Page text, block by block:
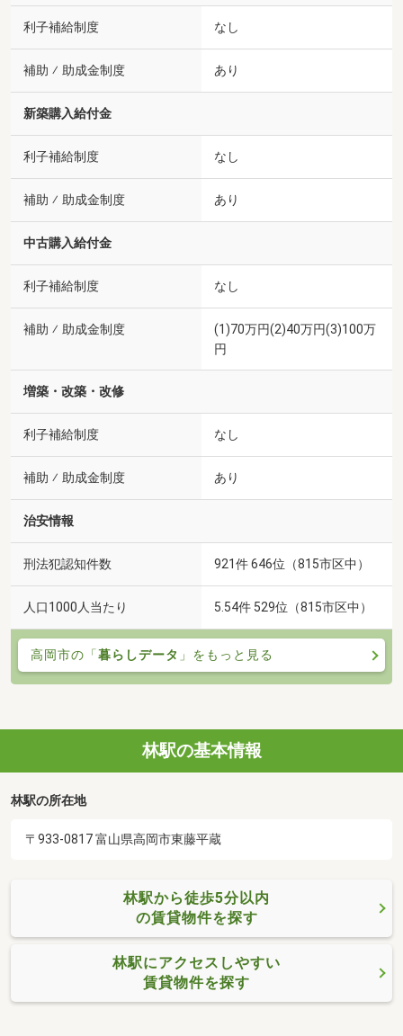
利子補給制度 なし
補助 ⁄ 助成金制度 あり
新築購入給付金
利子補給制度 なし
補助 ⁄ 助成金制度 あり
中古購入給付金
利子補給制度 なし
補助 ⁄ 助成金制度
(1)70万円(2)40万円(3)100万
円
増築・改築・改修
利子補給制度 なし
補助 ⁄ 助成金制度 あり
治安情報
刑法犯認知件数 921件 646位（815市区中）
人口1000人当たり 5.54件 529位（815市区中）
高岡市の「暮らしデータ 」をもっと見る
林駅の基本情報
林駅の所在地
〒933-0817 富山県高岡市東藤平蔵
林駅から徒歩5分以内
の賃貸物件を探す
林駅にアクセスしやすい
賃貸物件を探す